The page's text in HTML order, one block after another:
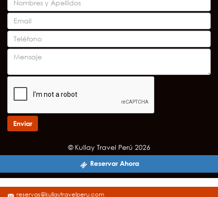
reservas@kullaytravelperu.com
Reservar Ahora
Enviar
© Kullay Travel Perú 2026